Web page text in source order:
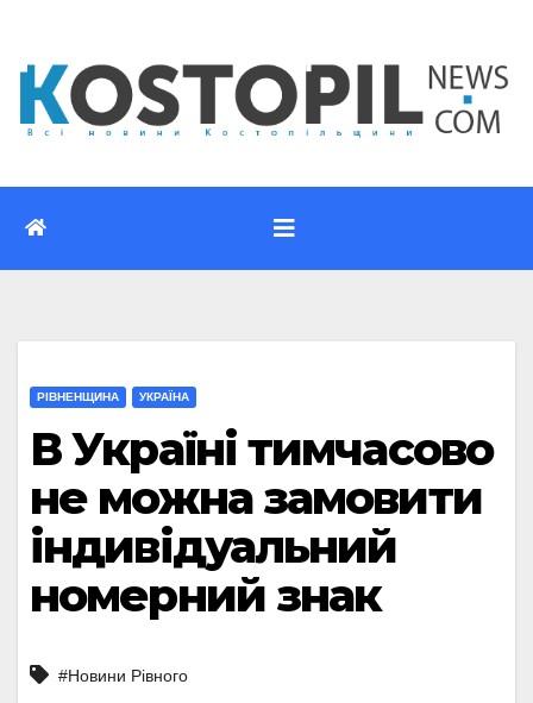
вмісту
РІВНЕНЩИНА УКРАЇНА
В Україні тимчасово
не можна замовити
індивідуальний
номерний знак
#Новини Рівного